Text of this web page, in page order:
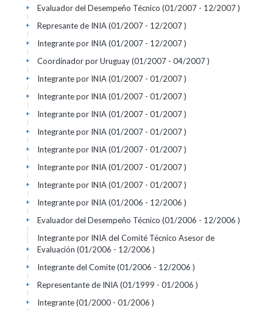
Evaluador del Desempeño Técnico (01/2007 - 12/2007 )
+
Represante de INIA (01/2007 - 12/2007 )
+
Integrante por INIA (01/2007 - 12/2007 )
+
Coordinador por Uruguay (01/2007 - 04/2007 )
+
Integrante por INIA (01/2007 - 01/2007 )
+
Integrante por INIA (01/2007 - 01/2007 )
+
Integrante por INIA (01/2007 - 01/2007 )
+
Integrante por INIA (01/2007 - 01/2007 )
+
Integrante por INIA (01/2007 - 01/2007 )
+
Integrante por INIA (01/2007 - 01/2007 )
+
Integrante por INIA (01/2007 - 01/2007 )
+
Integrante por INIA (01/2006 - 12/2006 )
+
Evaluador del Desempeño Técnico (01/2006 - 12/2006 )
+
Integrante por INIA del Comité Técnico Asesor de
Evaluación (01/2006 - 12/2006 )
+
Integrante del Comite (01/2006 - 12/2006 )
+
Representante de INIA (01/1999 - 01/2006 )
+
Integrante (01/2000 - 01/2006 )
+